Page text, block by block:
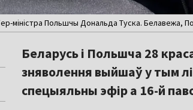
міністра Польшчы Дональда Туска. Белавежа,
Беларусь і Польшча 28
зняволення выйшаў у тым
спецыяльны эфір а 16-й